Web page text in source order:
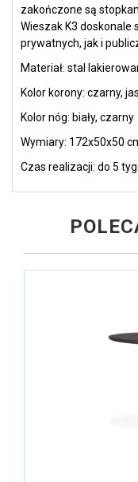
zakończone są
Wieszak K3
prywatnych, jak i
Materiał: stal
Kolor korony: czarny,
Kolor nóg: biały, czarny
Wymiary: 172x50x50
Czas realizacji: do 5